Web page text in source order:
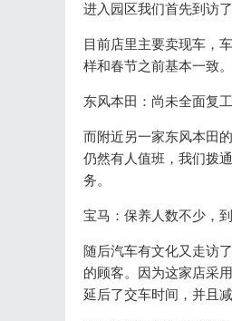
进入园区我们首先到访
目前店里主要卖现车，
样和春节之前基本一致
东风本田：尚未全面复
而附近另一家东风本田
仍然有人值班，我们拨
务。
宝马：保养人数不少，
随后汽车有文化又走访
的顾客。因为这家店采
延后了交车时间，并且